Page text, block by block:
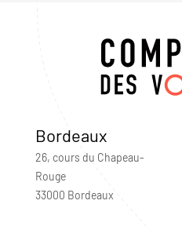
Bordeaux
26, cours du Chapeau-
Rouge
33000 Bordeaux